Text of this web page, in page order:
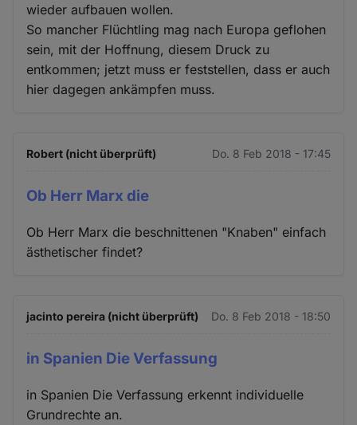
wieder aufbauen wollen.
So mancher Flüchtling mag nach Europa geflohen
sein, mit der Hoffnung, diesem Druck zu
entkommen; jetzt muss er feststellen, dass er auch
hier dagegen ankämpfen muss.
Robert (nicht überprüft) Do. 8 Feb 2018 - 17:45
Ob Herr Marx die
Ob Herr Marx die beschnittenen "Knaben" einfach
ästhetischer findet?
jacinto pereira (nicht überprüft) Do. 8 Feb 2018 - 18:50
in Spanien Die Verfassung
in Spanien Die Verfassung erkennt individuelle
Grundrechte an.